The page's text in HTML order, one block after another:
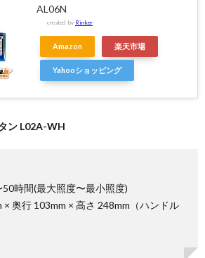
AL06N
created by Rinker
Amazon 楽天市場
Yahooショッピング
ン L02A-WH
時間(最大照度〜最小照度)
× 奥行 103mm × 高さ 248mm（ハンドル